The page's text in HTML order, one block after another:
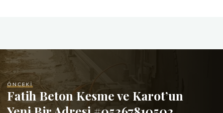
ÖNCEKI
Fatih Beton Kesme ve Karot’un